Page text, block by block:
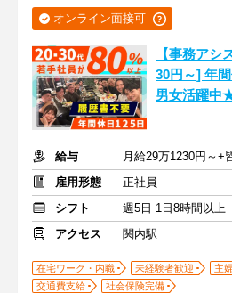
オンライン面接可
【事務アシ
30円～] 年
男女活躍中
給与
月給29万1230円～+
雇用形態
正社員
シフト
週5日 1日8時間以上
アクセス
関内駅
在宅ワーク・内職 未経験者歓迎
主
交通費支給
社会保険完備